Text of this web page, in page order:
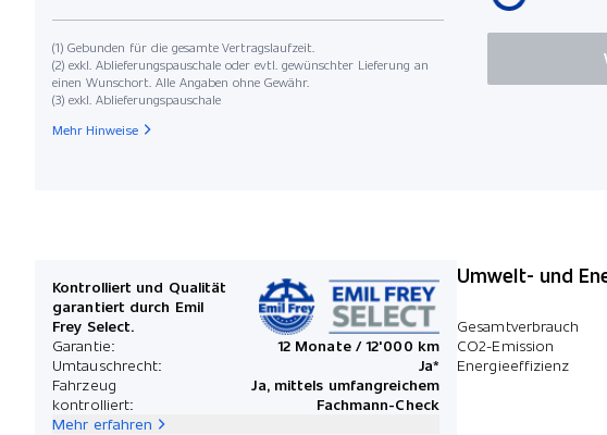
(1) Gebunden für die gesamte Vertragslaufzeit.
(2) exkl. Ablieferungspauschale oder evtl. gewünschter Lieferung an
einen Wunschort. Alle Angaben ohne Gewähr.
(3) exkl. Ablieferungspauschale
Mehr Hinweise
Kontrolliert und Qualität
garantiert durch Emil
Frey Select.
Garantie:
12 Monate / 12'000 km
Umtauschrecht:
Ja*
Fahrzeug
kontrolliert:
Ja, mittels umfangreichem
Fachmann-Check
Mehr erfahren
Umwelt- und
Gesamtverbrauch
CO2-Emission
Energieeffizienz